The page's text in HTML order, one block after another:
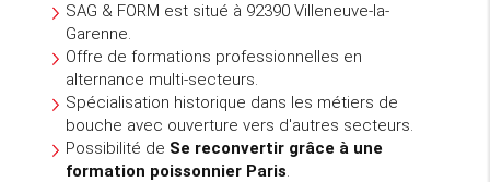
SAG & FORM est situé à 92390 Villeneuve-la-
Garenne.
Offre de formations professionnelles en
alternance multi-secteurs.
Spécialisation historique dans les métiers de
bouche avec ouverture vers d'autres secteurs.
Possibilité de Se reconvertir grâce à une
formation poissonnier Paris.